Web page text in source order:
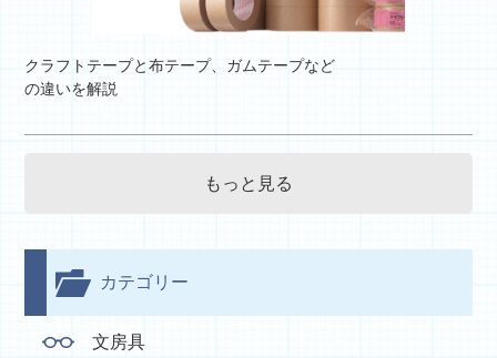
クラフトテープと布テープ、ガムテープなど
の違いを解説
もっと見る
カテゴリー
文房具